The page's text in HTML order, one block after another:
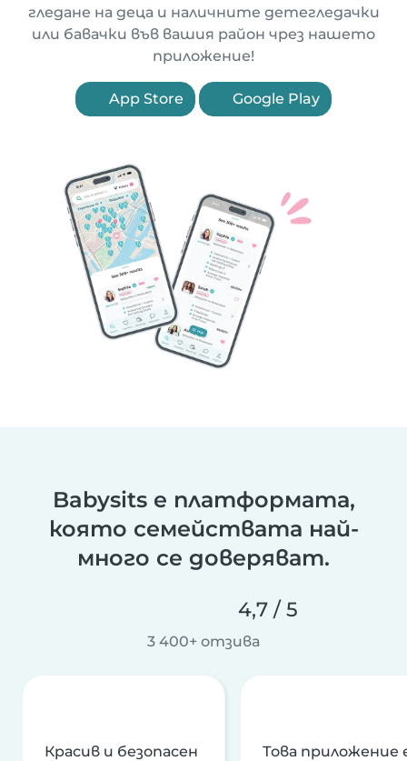
гледане на деца и наличните детегледачки
или бавачки във вашия район чрез нашето
приложение!
App Store Google Play
Babysits е платформата,
която семействата най-
много се доверяват.
4,7 / 5
3 400+ отзива
Красив и безопасен
Това приложение